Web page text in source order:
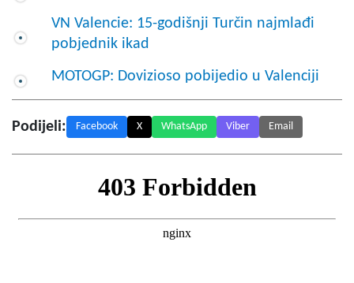
VN Valencie: 15-godišnji Turčin najmlađi
pobjednik ikad
MOTOGP: Dovizioso pobijedio u Valenciji
Podijeli: Facebook X WhatsApp Viber Email